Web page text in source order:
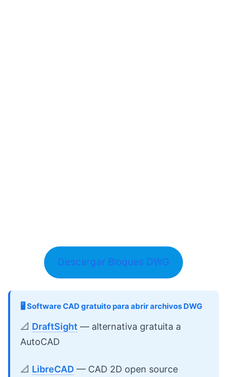
Descargar Bloques DWG
🖥️ Software CAD gratuito para abrir archivos DWG
📐 DraftSight — alternativa gratuita a
AutoCAD
📐 LibreCAD — CAD 2D open source